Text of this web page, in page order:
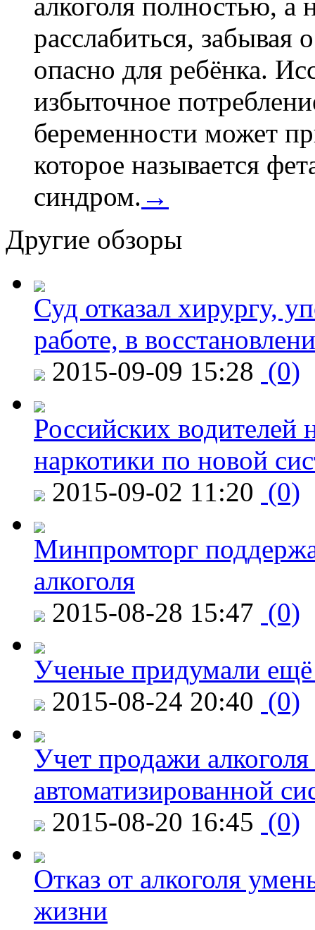
расслабиться, забывая
опасно для ребёнка.
избыточное
беременности может
которое называется
синдром. →
Другие обзоры
Суд отказал хирургу,
работе, в
2015-09-09 15:28 (0)
Российских водителей
наркотики по новой
2015-09-02 11:20 (0)
Минпромторг
алкоголя
2015-08-28 15:47 (0)
Ученые придумали ещё
2015-08-24 20:40 (0)
Учет продажи
автоматизированной
2015-08-20 16:45 (0)
Отказ от алкоголя
жизни